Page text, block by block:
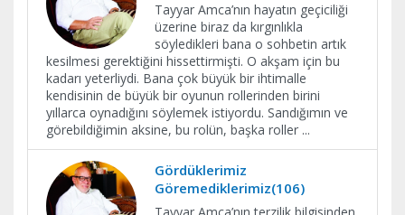
Tayyar Amca’nın hayatın geçiciliği
üzerine biraz da kırgınlıkla
söyledikleri bana o sohbetin artık
kesilmesi gerektiğini hissettirmişti. O akşam için bu
kadarı yeterliydi. Bana çok büyük bir ihtimalle
kendisinin de büyük bir oyunun rollerinden birini
yıllarca oynadığını söylemek istiyordu. Sandığımın ve
görebildiğimin aksine, bu rolün, başka roller ...
Gördüklerimiz
Göremediklerimiz(106)